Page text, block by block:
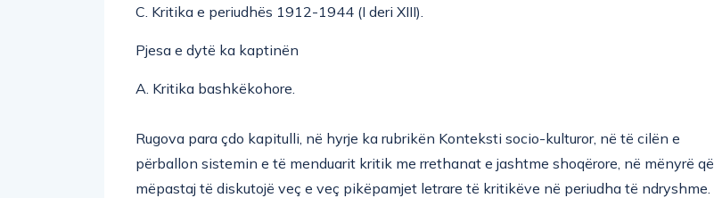
C. Kritika e periudhës 1912-1944 (I deri XIII).
Pjesa e dytë ka kaptinën
A. Kritika bashkëkohore.
Rugova para çdo kapitulli, në hyrje ka rubrikën Konteksti socio-kulturor, në të cilën e
përballon sistemin e të menduarit kritik me rrethanat e jashtme shoqërore, në mënyrë që
mëpastaj të diskutojë veç e veç pikëpamjet letrare të kritikëve në periudha të ndryshme.